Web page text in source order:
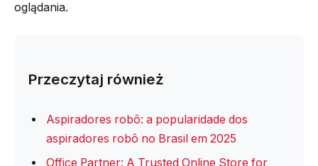
oglądania.
Przeczytaj również
Aspiradores robô: a popularidade dos
aspiradores robô no Brasil em 2025
Office Partner: A Trusted Online Store for